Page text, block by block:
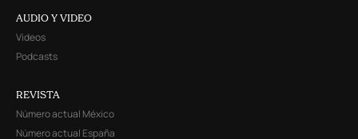
AUDIO Y VIDEO
Videos
Podcasts
REVISTA
Número actual México
Número actual España